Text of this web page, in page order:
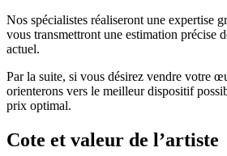
Nos spécialistes réaliseront une expertise
vous transmettront une estimation précise
actuel.
Par la suite, si vous désirez vendre votre
orienterons vers le meilleur dispositif
prix optimal.
Cote et valeur de l’artiste